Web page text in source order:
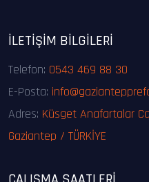
İLETIŞIM BILGILERI
Telefon: 0543 469 88 30
E-Posta:
Adres: Küsget Anafartalar
Gaziantep / TÜRKİYE